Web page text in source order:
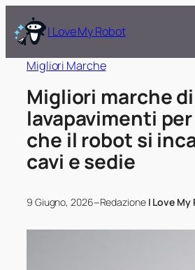
I Love My Robot
Migliori Marche
Migliori marche
lavapavimenti
che il robot si
cavi e sedie
9 Giugno, 2026–Redazione I Love My